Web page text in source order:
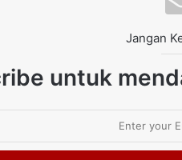
Jangan
untuk